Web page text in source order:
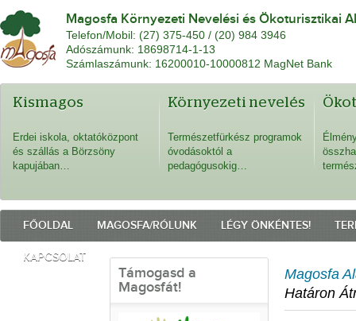
Magosfa Környezeti Nevelési és Ökoturisztikai
Telefon/Mobil: (27) 375-450 / (20) 984 3946
Adószámunk: 18698714-1-13
Számlaszámunk: 16200010-10000812 MagNet Bank
Kismagos
Erdei iskola, oktatóközpont
és szállás a Börzsöny
kapujában…
Környezeti nevelés
Természetfürkész programok
óvodásoktól a
pedagógusokig…
FŐOLDAL MAGOSFA/RÓLUNK LÉGY ÖNKÉNTES!
KAPCSOLAT
Támogasd a
Magosfát!
Magosfa
Határon